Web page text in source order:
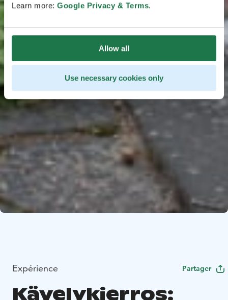
Learn more: Google Privacy & Terms.
Allow all
Use necessary cookies only
Expérience Partager
Kävelykierros: